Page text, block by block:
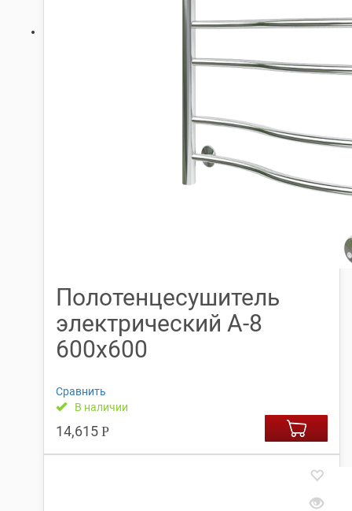
Полотенцесушитель
электрический А-8
600х600
Сравнить
В наличии
14,615 Р